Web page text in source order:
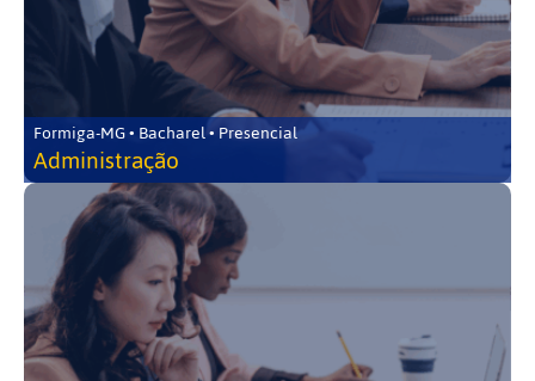
Formiga-MG • Bacharel • Presencial
Administração